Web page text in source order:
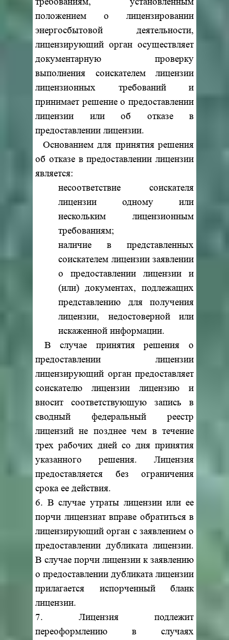
положением о лицензировании
энергосбытовой деятельности,
лицензирующий орган осуществляет
документарную проверку
выполнения соискателем лицензии
лицензионных требований и
принимает решение о предоставлении
лицензии или об отказе в
предоставлении лицензии.
Основанием для принятия решения
об отказе в предоставлении лицензии
является:
несоответствие соискателя
лицензии одному или
нескольким лицензионным
требованиям;
наличие в представленных
соискателем лицензии заявлении
о предоставлении лицензии и
(или) документах, подлежащих
представлению для получения
лицензии, недостоверной или
искаженной информации.
В случае принятия решения о
предоставлении лицензии
лицензирующий орган предоставляет
соискателю лицензии лицензию и
вносит соответствующую запись в
сводный федеральный реестр
лицензий не позднее чем в течение
трех рабочих дней со дня принятия
указанного решения. Лицензия
предоставляется без ограничения
срока ее действия.
6. В случае утраты лицензии или ее
порчи лицензиат вправе обратиться в
лицензирующий орган с заявлением о
предоставлении дубликата лицензии.
В случае порчи лицензии к заявлению
о предоставлении дубликата лицензии
прилагается испорченный бланк
лицензии.
7. Лицензия подлежит
переоформлению в случаях